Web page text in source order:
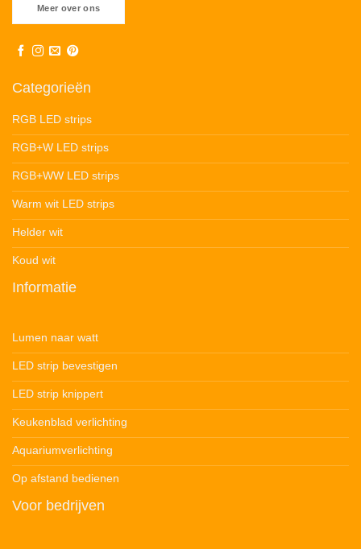
Meer over ons
Categorieën
RGB LED strips
RGB+W LED strips
RGB+WW LED strips
Warm wit LED strips
Helder wit
Koud wit
Informatie
Lumen naar watt
LED strip bevestigen
LED strip knippert
Keukenblad verlichting
Aquariumverlichting
Op afstand bedienen
Voor bedrijven